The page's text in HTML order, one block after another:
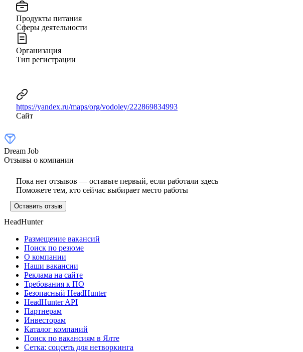
Продукты питания
Сферы деятельности
Организация
Тип регистрации
https://yandex.ru/maps/org/vodoley/222869834993
Сайт
Dream Job
Отзывы о компании
Пока нет отзывов — оставьте первый, если работали здесь
Поможете тем, кто сейчас выбирает место работы
Оставить отзыв
HeadHunter
Размещение вакансий
Поиск по резюме
О компании
Наши вакансии
Реклама на сайте
Требования к ПО
Безопасный HeadHunter
HeadHunter API
Партнерам
Инвесторам
Каталог компаний
Поиск по вакансиям в Ялте
Сетка: соцсеть для нетворкинга